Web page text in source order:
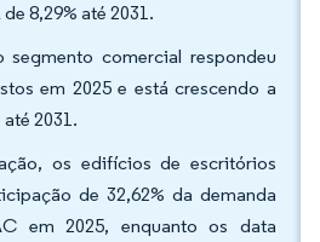
8,29% até 2031.
segmento comercial respondeu
em 2025 e está crescendo a
2031.
os edifícios de escritórios
de 32,62% da demanda
em 2025, enquanto os data